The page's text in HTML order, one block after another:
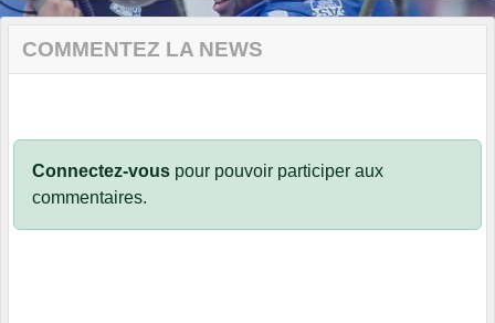
COMMENTEZ LA NEWS
Connectez-vous pour pouvoir participer aux
commentaires.